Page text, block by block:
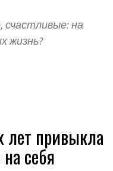
счастливые: на
жизнь?
лет привыкла
себя